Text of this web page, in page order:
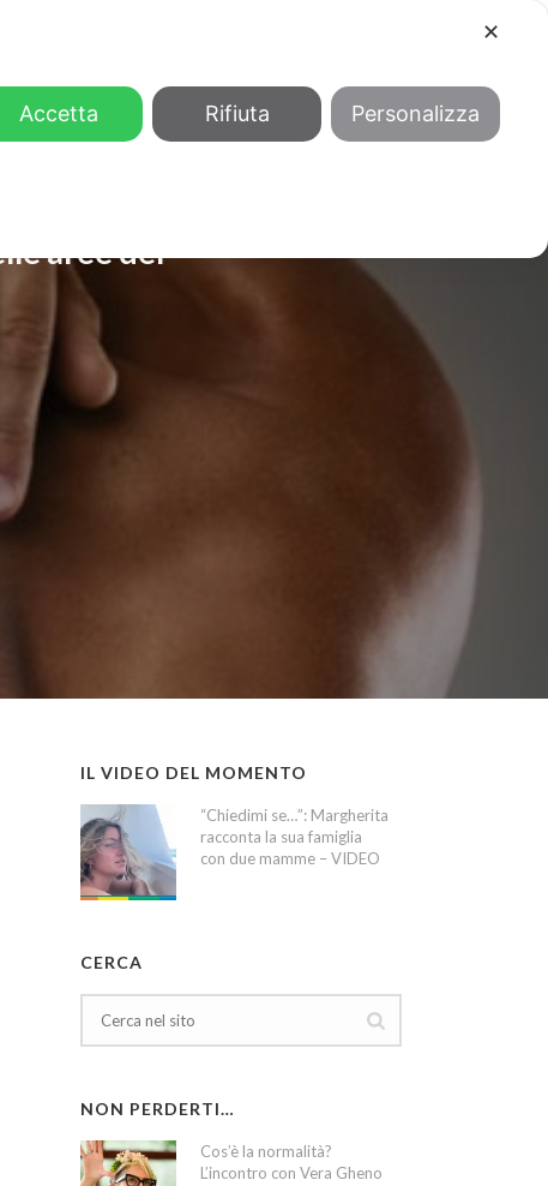
aree del
IL VIDEO DEL MOMENTO
“Chiedimi se…”: Margherita
racconta la sua famiglia
con due mamme – VIDEO
CERCA
NON PERDERTI…
Cos’è la normalità?
L’incontro con Vera Gheno
✕
Accetta Rifiuta Personalizza